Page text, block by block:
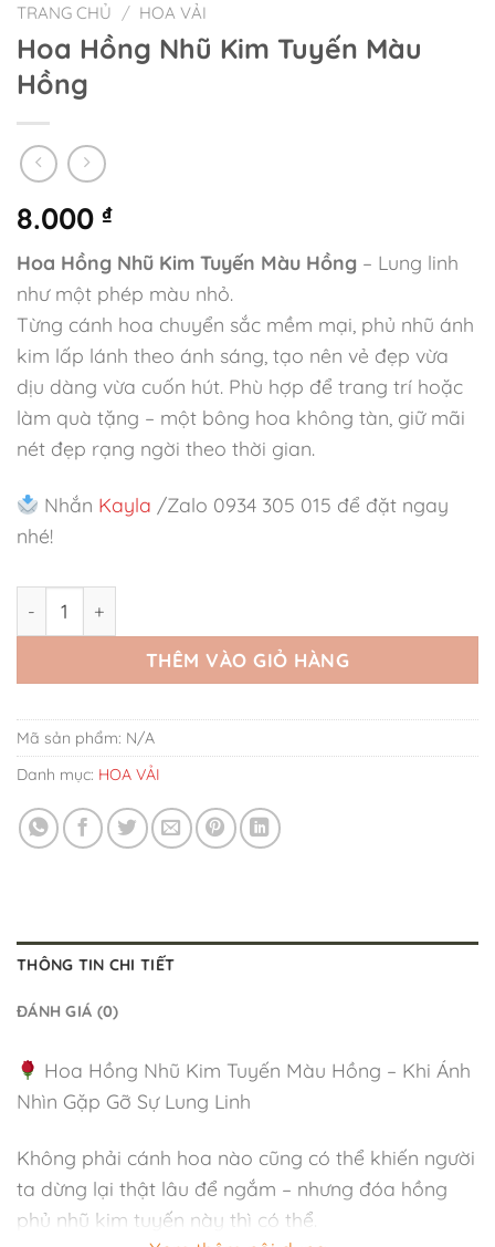
TRANG CHỦ / HOA VẢI
Hoa Hồng Nhũ Kim Tuyến Màu
Hồng
8.000 ₫
Hoa Hồng Nhũ Kim Tuyến Màu Hồng – Lung linh
như một phép màu nhỏ.
Từng cánh hoa chuyển sắc mềm mại, phủ nhũ ánh
kim lấp lánh theo ánh sáng, tạo nên vẻ đẹp vừa
dịu dàng vừa cuốn hút. Phù hợp để trang trí hoặc
làm quà tặng – một bông hoa không tàn, giữ mãi
nét đẹp rạng ngời theo thời gian.
Nhắn Kayla /Zalo 0934 305 015 để đặt ngay
nhé!
Hoa Hồng Nhũ Kim Tuyến Màu Hồng số lượng
THÊM VÀO GIỎ HÀNG
Mã sản phẩm: N/A
Danh mục: HOA VẢI
THÔNG TIN CHI TIẾT
ĐÁNH GIÁ (0)
Hoa Hồng Nhũ Kim Tuyến Màu Hồng – Khi Ánh
Nhìn Gặp Gỡ Sự Lung Linh
Không phải cánh hoa nào cũng có thể khiến người
ta dừng lại thật lâu để ngắm – nhưng đóa hồng
phủ nhũ kim tuyến này thì có thể.